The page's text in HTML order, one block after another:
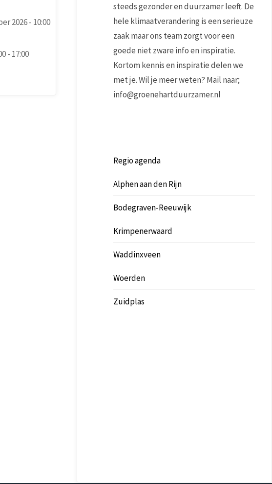
2026 - 10:00
- 17:00
steeds gezonder en duurzamer leeft. De
hele klimaatverandering is een serieuze
zaak maar ons team zorgt voor een
goede niet zware info en inspiratie.
Kortom kennis en inspiratie delen we
met je. Wil je meer weten? Mail naar;
info@groenehartduurzamer.nl
Regio agenda
Alphen aan den Rijn
Bodegraven-Reeuwijk
Krimpenerwaard
Waddinxveen
Woerden
Zuidplas